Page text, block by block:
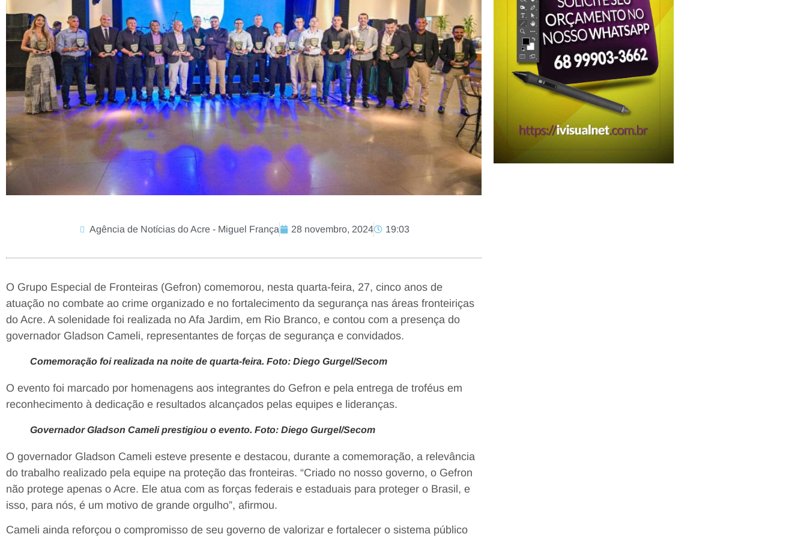
Agência de Notícias do Acre - Miguel França 28 novembro, 2024 19:03
O Grupo Especial de Fronteiras (Gefron) comemorou, nesta quarta-feira, 27, cinco anos de
atuação no combate ao crime organizado e no fortalecimento da segurança nas áreas fronteiriças
do Acre. A solenidade foi realizada no Afa Jardim, em Rio Branco, e contou com a presença do
governador Gladson Cameli, representantes de forças de segurança e convidados.
Comemoração foi realizada na noite de quarta-feira. Foto: Diego Gurgel/Secom
O evento foi marcado por homenagens aos integrantes do Gefron e pela entrega de troféus em
reconhecimento à dedicação e resultados alcançados pelas equipes e lideranças.
Governador Gladson Cameli prestigiou o evento. Foto: Diego Gurgel/Secom
O governador Gladson Cameli esteve presente e destacou, durante a comemoração, a relevância
do trabalho realizado pela equipe na proteção das fronteiras. “Criado no nosso governo, o Gefron
não protege apenas o Acre. Ele atua com as forças federais e estaduais para proteger o Brasil, e
isso, para nós, é um motivo de grande orgulho”, afirmou.
Cameli ainda reforçou o compromisso de seu governo de valorizar e fortalecer o sistema público